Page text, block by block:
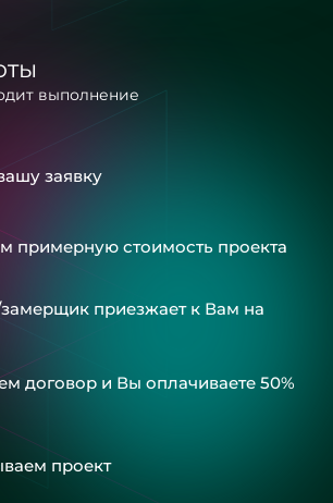
выполнение
заявку
примерную стоимость проекта
приезжает к Вам на
договор и Вы оплачиваете 50%
проект